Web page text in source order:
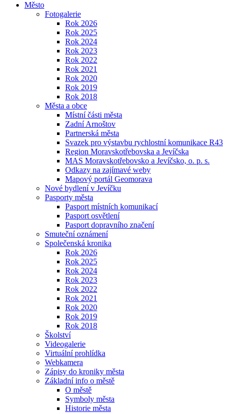
Město
Fotogalerie
Rok 2026
Rok 2025
Rok 2024
Rok 2023
Rok 2022
Rok 2021
Rok 2020
Rok 2019
Rok 2018
Města a obce
Místní části města
Zadní Arnoštov
Partnerská města
Svazek pro výstavbu rychlostní komunikace R43
Region Moravskotřebovska a Jevíčska
MAS Moravskotřebovsko a Jevíčsko, o. p. s.
Odkazy na zajímavé weby
Mapový portál Geomorava
Nové bydlení v Jevíčku
Pasporty města
Pasport místních komunikací
Pasport osvětlení
Pasport dopravního značení
Smuteční oznámení
Společenská kronika
Rok 2026
Rok 2025
Rok 2024
Rok 2023
Rok 2022
Rok 2021
Rok 2020
Rok 2019
Rok 2018
Školství
Videogalerie
Virtuální prohlídka
Webkamera
Zápisy do kroniky města
Základní info o městě
O městě
Symboly města
Historie města